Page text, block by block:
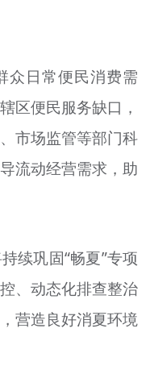
众日常便民消费需
区便民服务缺口，
市场监管等部门科
流动经营需求，助
续巩固“畅夏”专项
、动态化排查整治
营造良好消夏环境